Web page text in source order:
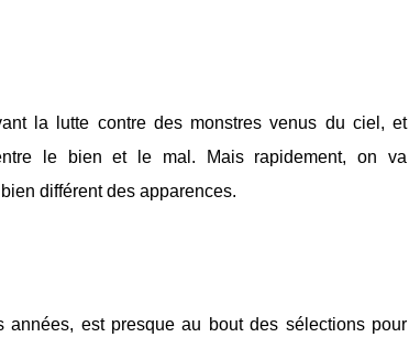
la lutte contre des monstres venus du ciel, et
le bien et le mal. Mais rapidement, on va
différent des apparences.
années, est presque au bout des sélections pour